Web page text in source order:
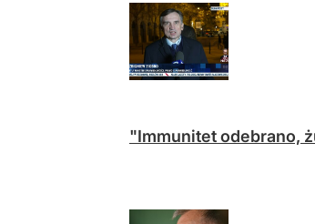
"Immunitet odebrano,